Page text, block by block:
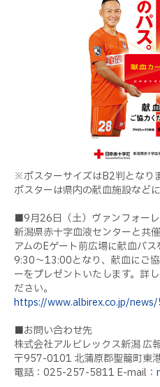
※ポスターサイズはB2判となりま
ポスターは県内の献血施設など
■9月26日（土）ヴァンフォー
新潟県赤十字血液センターと共
アムのEゲート前広場に献血バ
9:30～13:00となり、献血にご
ーをプレゼントいたします。詳
ださい。
https://www.albirex.co.jp/
■お問い合わせ先
株式会社アルビレックス新潟 広
〒957-0101 北蒲原郡聖籠町東
電話：025-257-5811 E-mail：